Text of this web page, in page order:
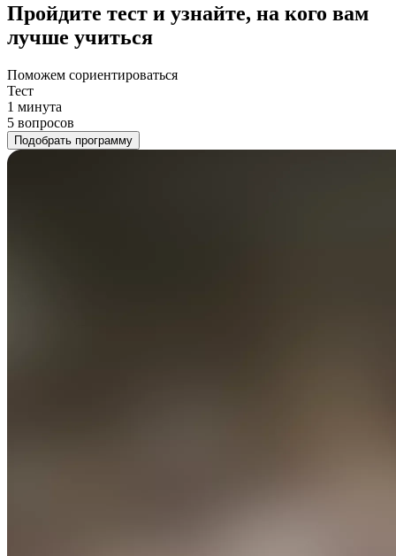
Пройдите тест и узнайте, на кого вам
лучше учиться
Поможем сориентироваться
Тест
1 минута
5 вопросов
Подобрать программу